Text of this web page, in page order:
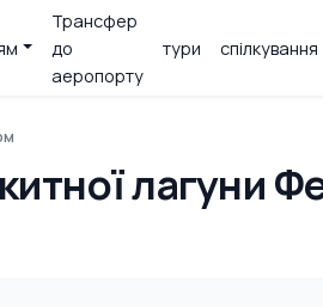
Трансфер
до
аеропорту
тури спілкування
лагуни